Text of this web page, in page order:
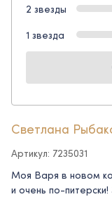
2 звезды
1 звезда
Светлана
Артикул: 7235031
Моя Варя в новом
и очень по-